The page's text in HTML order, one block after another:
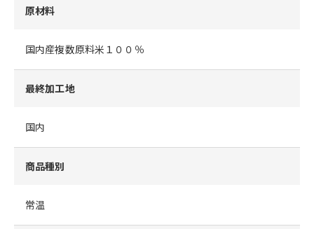
原材料
国内産複数原料米１００％
最終加工地
国内
商品種別
常温